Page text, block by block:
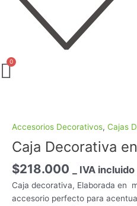
Accesorios Decorativos, Cajas
Caja Decorativa
$218.000 _ IVA incluido
Caja decorativa, Elaborada en
accesorio perfecto para
en
Mármol
Blanco
cantidad